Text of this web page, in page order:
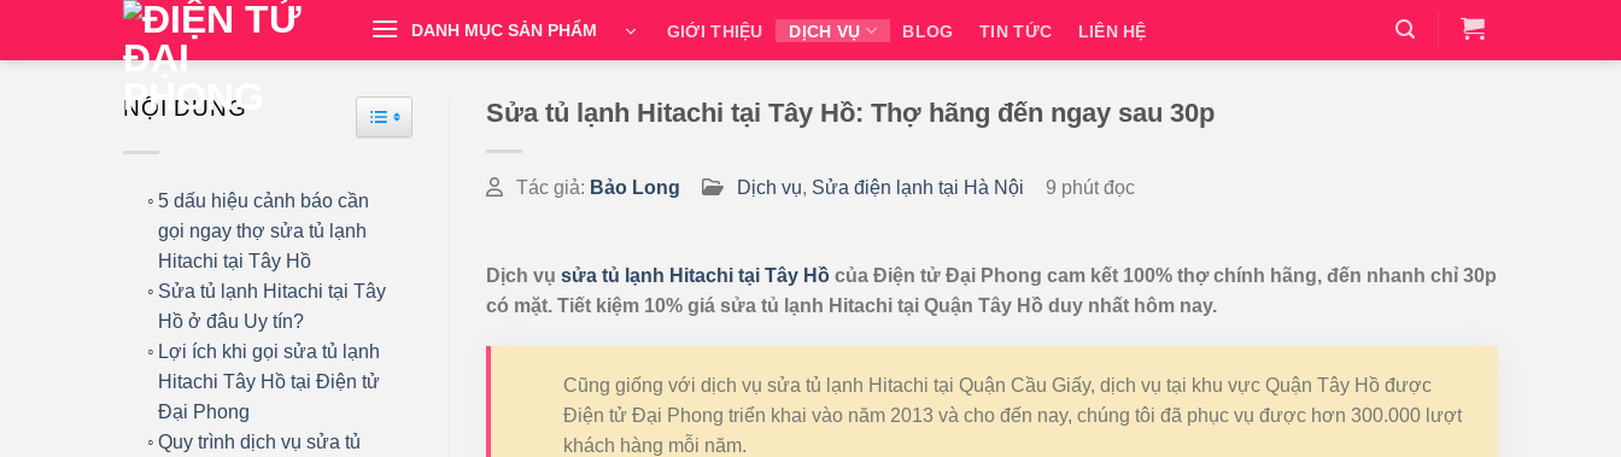
DANH MỤC SẢN PHẨM GIỚI THIỆU DỊCH VỤ BLOG TIN TỨC LIÊN HỆ
NỘI DUNG TOGGLE TABLE OF CONTENT
5 dấu hiệu cảnh báo cần
gọi ngay thợ sửa tủ lạnh
Hitachi tại Tây Hồ
Sửa tủ lạnh Hitachi tại Tây
Hồ ở đâu Uy tín?
Lợi ích khi gọi sửa tủ lạnh
Hitachi Tây Hồ tại Điện tử
Đại Phong
Quy trình dịch vụ sửa tủ
Sửa tủ lạnh Hitachi tại Tây Hồ: Thợ hãng đến ngay sau 30p
Tác giả: Bảo Long Dịch vụ, Sửa điện lạnh tại Hà Nội 9 phút đọc
Dịch vụ sửa tủ lạnh Hitachi tại Tây Hồ của Điện tử Đại Phong cam kết 100% thợ chính hãng, đến nhanh chỉ 30p
có mặt. Tiết kiệm 10% giá sửa tủ lạnh Hitachi tại Quận Tây Hồ duy nhất hôm nay.
Cũng giống với dịch vụ sửa tủ lạnh Hitachi tại Quận Cầu Giấy, dịch vụ tại khu vực Quận Tây Hồ được
Điện tử Đại Phong triển khai vào năm 2013 và cho đến nay, chúng tôi đã phục vụ được hơn 300.000 lượt
khách hàng mỗi năm.